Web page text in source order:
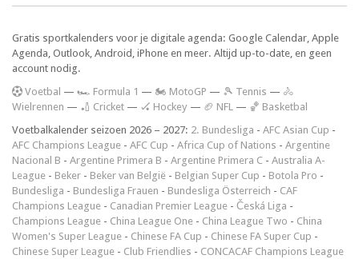
Gratis sportkalenders voor je digitale agenda: Google Calendar, Apple
Agenda, Outlook, Android, iPhone en meer. Altijd up-to-date, en geen
account nodig.
Voetbal — 🏎️ Formula 1 — 🏍 MotoGP — 🎾 Tennis — 🚴
Wielrennen — 🏏 Cricket — 🏑 Hockey — 🏈 NFL — 🏀 Basketbal
Voetbalkalender seizoen 2026 – 2027: 2. Bundesliga - AFC Asian Cup -
AFC Champions League - AFC Cup - Africa Cup of Nations - Argentine
Nacional B - Argentine Primera B - Argentine Primera C - Australia A-
League - Beker - Beker van België - Belgian Super Cup - Botola Pro -
Bundesliga - Bundesliga Frauen - Bundesliga Österreich - CAF
Champions League - Canadian Premier League - Česká Liga -
Champions League - China League One - China League Two - China
Women's Super League - Chinese FA Cup - Chinese FA Super Cup -
Chinese Super League - Club Friendlies - CONCACAF Champions League